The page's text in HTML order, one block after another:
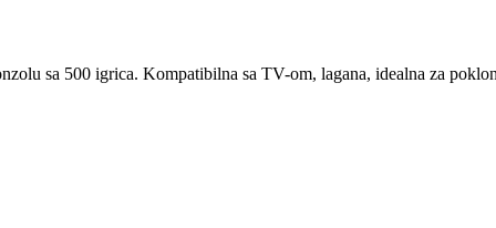
sa 500 igrica. Kompatibilna sa TV-om, lagana, idealna za